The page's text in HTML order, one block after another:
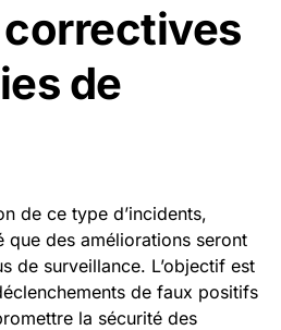
de
de ce type d’incidents,
que des améliorations seront
de surveillance. L’objectif est
de faux positifs
la sécurité des